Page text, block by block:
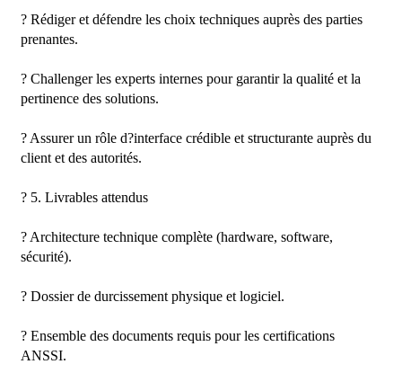
? Rédiger et défendre les choix techniques auprès des parties
prenantes.
? Challenger les experts internes pour garantir la qualité et la
pertinence des solutions.
? Assurer un rôle d?interface crédible et structurante auprès du
client et des autorités.
? 5. Livrables attendus
? Architecture technique complète (hardware, software,
sécurité).
? Dossier de durcissement physique et logiciel.
? Ensemble des documents requis pour les certifications
ANSSI.